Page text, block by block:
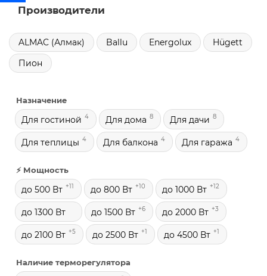
Производители
ALMAC (Алмак) Ballu Energolux
Hügett
Пион
Назначение
Для гостиной 4 Для дома 8 Для дачи 8
Для теплицы 4 Для балкона 4 Для гаража 4
⚡ Мощность
до 500 Вт +11 до 800 Вт +10 до 1000 Вт +12
до 1300 Вт до 1500 Вт +6 до 2000 Вт +3
до 2100 Вт +5 до 2500 Вт +1 до 4500 Вт +1
Наличие терморегулятора